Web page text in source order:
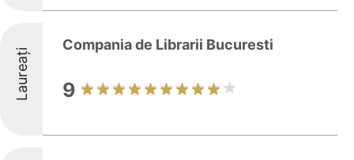
Laureați
Compania de Librarii Bucuresti
9